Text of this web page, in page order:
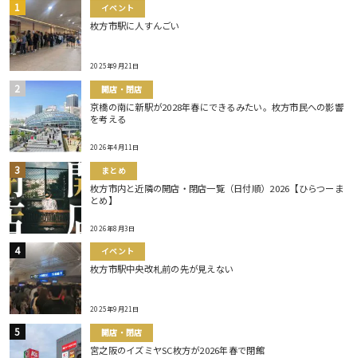
イベント
枚方市駅に人すんごい
2025年9月21日
開店・閉店
京橋の南に新駅が2028年春にできるみたい。枚方市民への影響
を考える
2026年4月11日
まとめ
枚方市内と近隣の開店・閉店一覧（日付順）2026【ひらつーま
とめ】
2026年8月3日
イベント
枚方市駅中央改札前の先が見えない
2025年9月21日
開店・閉店
宮之阪のイズミヤSC枚方が2026年春で閉館